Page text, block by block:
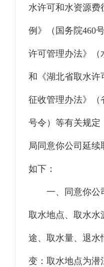
水许可和水资源费
例》（国务院460
许可管理办法》（
和《湖北省取水许
征收管理办法》（
号令）等有关规定
局同意你公司 延续
如下：
一、同意你公
取水地点 、 取水水
途、取水量、退水
变 ： 取水地点为潜